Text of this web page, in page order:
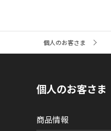
ト
個人のお客さま
個人のお客さま
商品情報